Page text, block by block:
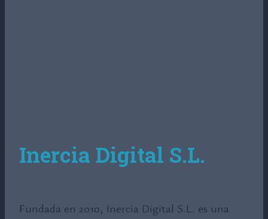
Inercia Digital S.L.
Fundada en 2010, Inercia Digital S.L. es una